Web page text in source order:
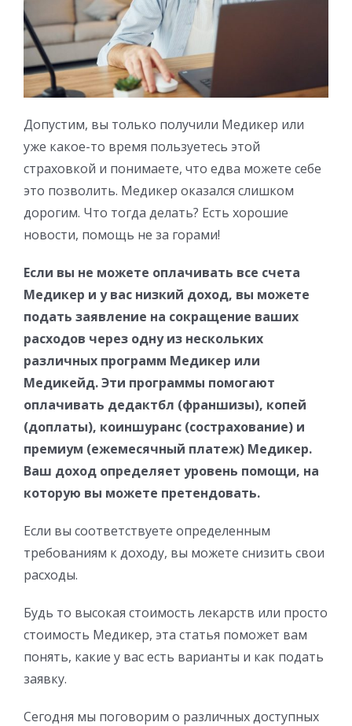
Допустим, вы только получили Медикер или
уже какое-то время пользуетесь этой
страховкой и понимаете, что едва можете себе
это позволить. Медикер оказался слишком
дорогим. Что тогда делать? Есть хорошие
новости, помощь не за горами!
Если вы не можете оплачивать все счета
Медикер и у вас низкий доход, вы можете
подать заявление на сокращение ваших
расходов через одну из нескольких
различных программ Медикер или
Медикейд. Эти программы помогают
оплачивать дедактбл (франшизы), копей
(доплаты), коиншуранс (сострахование) и
премиум (ежемесячный платеж) Медикер.
Ваш доход определяет уровень помощи, на
которую вы можете претендовать.
Если вы соответствуете определенным
требованиям к доходу, вы можете снизить свои
расходы.
Будь то высокая стоимость лекарств или просто
стоимость Медикер, эта статья поможет вам
понять, какие у вас есть варианты и как подать
заявку.
Сегодня мы поговорим о различных доступных